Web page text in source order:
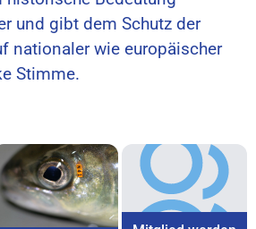
und gibt dem Schutz der
nationaler wie europäischer
Stimme.